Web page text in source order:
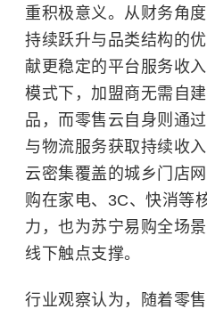
重积极意义。从财务角
持续跃升与品类结构的
献更稳定的平台服务收
模式下，加盟商无需自
品，而零售云自身则通
与物流服务获取持续收
云密集覆盖的城乡门店
购在家电、3C、快消等
力，也为苏宁易购全场
线下触点支撑。
行业观察认为，随着零